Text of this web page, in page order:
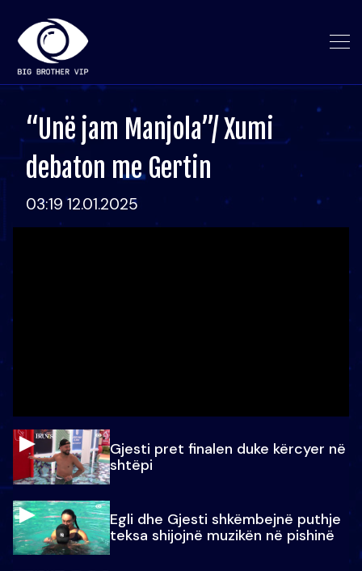
“Unë jam Manjola”/ Xumi
debaton me Gertin
03:19 12.01.2025
Gjesti pret finalen duke kërcyer në
shtëpi
Egli dhe Gjesti shkëmbejnë puthje
teksa shijojnë muzikën në pishinë